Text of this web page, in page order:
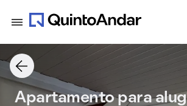
Apartamento para